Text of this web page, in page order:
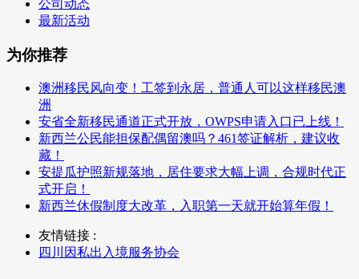
公司动态
最新活动
为你推荐
澳洲移民风向变！工签到永居，普通人可以这样移民澳
洲
安省全新移民通道正式开放，OWPS申请入口已上线！
新西兰公民能担保配偶留澳吗？461签证解析，建议收
藏！
安提瓜护照新规落地，居住要求大幅上调，合规时代正
式开启！
新西兰休假制度大改革，入职第一天就开始算年假！
友情链接 :
四川因私出入境服务协会